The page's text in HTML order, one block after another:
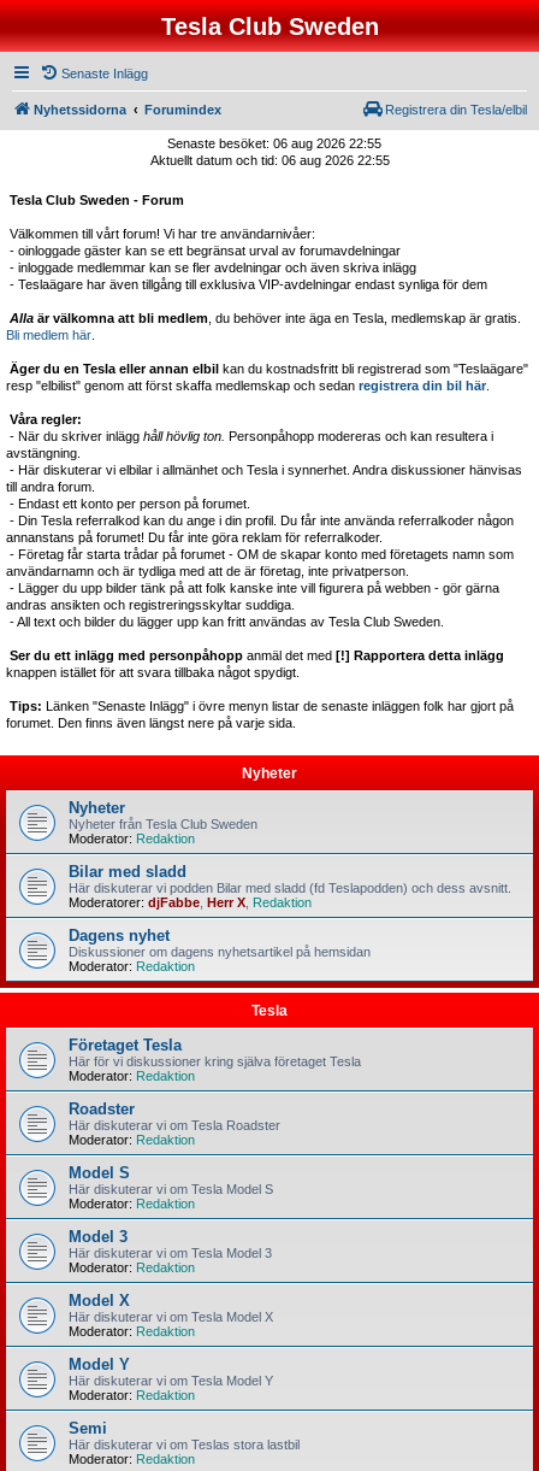
Tesla Club Sweden
Senaste Inlägg
Nyhetssidorna Forumindex Registrera din Tesla/elbil
Senaste besöket: 06 aug 2026 22:55
Aktuellt datum och tid: 06 aug 2026 22:55
Tesla Club Sweden - Forum
Välkommen till vårt forum! Vi har tre användarnivåer:
- oinloggade gäster kan se ett begränsat urval av forumavdelningar
- inloggade medlemmar kan se fler avdelningar och även skriva inlägg
- Teslaägare har även tillgång till exklusiva VIP-avdelningar endast synliga för dem
Alla är välkomna att bli medlem , du behöver inte äga en Tesla, medlemskap är gratis.
Bli medlem här
Äger du en Tesla eller annan elbil kan du kostnadsfritt bli registrerad som "Teslaägare"
resp "elbilist" genom att först skaffa medlemskap och sedan registrera din bil här.
Våra regler:
- När du skriver inlägg håll hövlig ton. Personpåhopp modereras och kan resultera i
avstängning.
- Här diskuterar vi elbilar i allmänhet och Tesla i synnerhet. Andra diskussioner hänvisas
till andra forum.
- Endast ett konto per person på forumet.
- Din Tesla referralkod kan du ange i din profil. Du får inte använda referralkoder någon
annanstans på forumet! Du får inte göra reklam för referralkoder.
- Företag får starta trådar på forumet - OM de skapar konto med företagets namn som
användarnamn och är tydliga med att de är företag, inte privatperson.
- Lägger du upp bilder tänk på att folk kanske inte vill figurera på webben - gör gärna
andras ansikten och registreringsskyltar suddiga.
- All text och bilder du lägger upp kan fritt användas av Tesla Club Sweden.
Ser du ett inlägg med personpåhopp anmäl det med [!] Rapportera detta inlägg
knappen istället för att svara tillbaka något spydigt.
Tips: Länken "Senaste Inlägg" i övre menyn listar de senaste inläggen folk har gjort på
forumet. Den finns även längst nere på varje sida.
Nyheter
Nyheter
Nyheter från Tesla Club Sweden
Moderator: Redaktion
Bilar med sladd
Här diskuterar vi podden Bilar med sladd (fd Teslapodden) och dess avsnitt.
Moderatorer: djFabbe Herr X Redaktion
Dagens nyhet
Diskussioner om dagens nyhetsartikel på hemsidan
Moderator: Redaktion
Tesla
Företaget Tesla
Här för vi diskussioner kring själva företaget Tesla
Moderator: Redaktion
Roadster
Här diskuterar vi om Tesla Roadster
Moderator: Redaktion
Model S
Här diskuterar vi om Tesla Model S
Moderator: Redaktion
Model 3
Här diskuterar vi om Tesla Model 3
Moderator: Redaktion
Model X
Här diskuterar vi om Tesla Model X
Moderator: Redaktion
Model Y
Här diskuterar vi om Tesla Model Y
Moderator: Redaktion
Semi
Här diskuterar vi om Teslas stora lastbil
Moderator: Redaktion